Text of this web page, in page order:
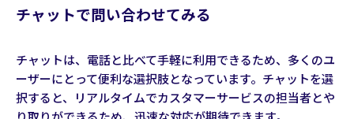
チャットで問い合わせてみる
チャットは、電話と比べて手軽に利用できるため、多くのユ
ーザーにとって便利な選択肢となっています。チャットを選
択すると、リアルタイムでカスタマーサービスの担当者とや